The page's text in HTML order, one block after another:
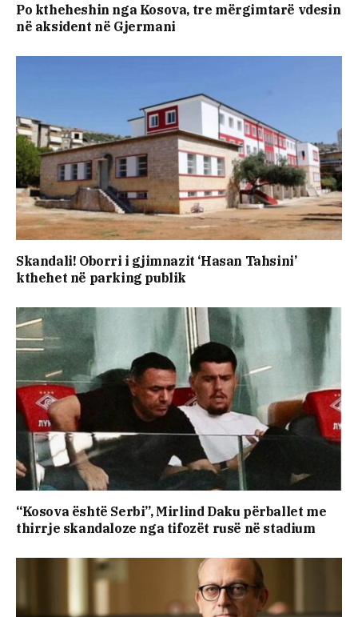
Po ktheheshin nga Kosova, tre mërgimtarë vdesin
në aksident në Gjermani
Skandali! Oborri i gjimnazit ‘Hasan Tahsini’
kthehet në parking publik
“Kosova është Serbi”, Mirlind Daku përballet me
thirrje skandaloze nga tifozët rusë në stadium